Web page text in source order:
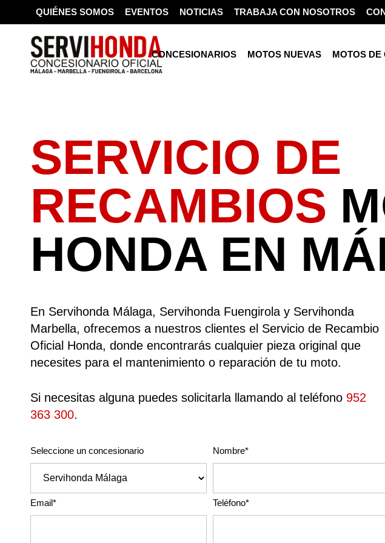
QUIÉNES SOMOS EVENTOS NOTICIAS TRABAJA CON NOSOTROS
CONCESIONARIOS MOTOS NUEVAS MOTOS DE
SERVICIO DE
RECAMBIOS
HONDA EN
En Servihonda Málaga, Servihonda Fuengirola y Servihonda
Marbella, ofrecemos a nuestros clientes el Servicio de Recambio
Oficial Honda, donde encontrarás cualquier pieza original que
necesites para el mantenimiento o reparación de tu moto.
Si necesitas alguna puedes solicitarla llamando al teléfono 952
363 300.
Seleccione un concesionario Nombre*
Email* Teléfono*